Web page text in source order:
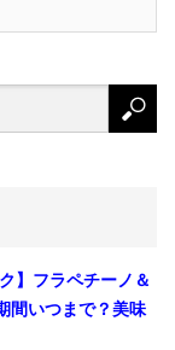
】フラペチーノ＆
間いつまで？美味